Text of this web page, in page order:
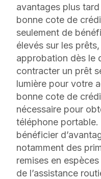
avantages plus
bonne cote de
seulement de
élevés sur les
approbation dès le
contracter un prêt
lumière pour votre
bonne cote de
nécessaire pour
téléphone
bénéficier
notamment des
remises en
de l’assistance